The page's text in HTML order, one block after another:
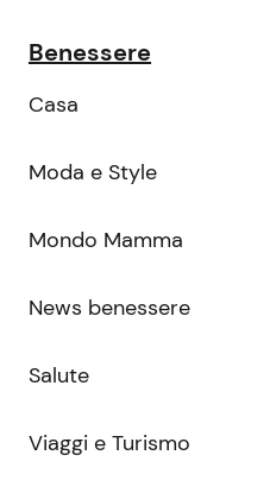
Benessere
Casa
Moda e Style
Mondo Mamma
News benessere
Salute
Viaggi e Turismo